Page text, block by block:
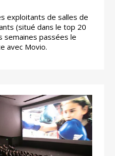
exploitants de salles de
(situé dans le top 20
semaines passées le
avec Movio.